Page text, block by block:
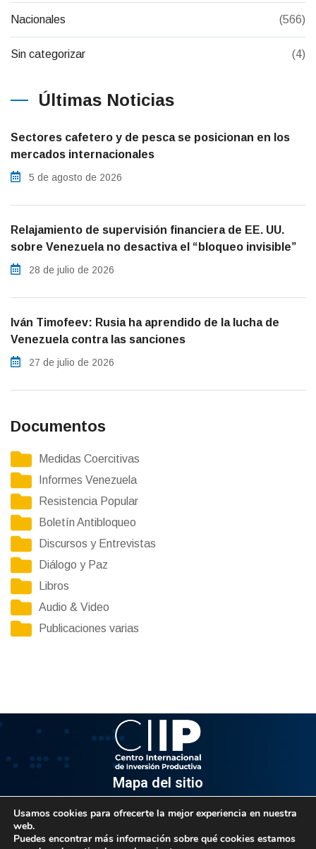
Nacionales (566)
Sin categorizar (4)
Últimas Noticias
Sectores cafetero y de pesca se posicionan en los
mercados internacionales
5 de agosto de 2026
Relajamiento de supervisión financiera de EE. UU.
sobre Venezuela no desactiva el “bloqueo invisible”
28 de julio de 2026
Iván Timofeev: Rusia ha aprendido de la lucha de
Venezuela contra las sanciones
27 de julio de 2026
Documentos
Medidas Coercitivas
Informes Venezuela
Resistencia Popular
Boletín Antibloqueo
Discursos y Entrevistas
Diálogo y Paz
Libros
Audio & Video
Publicaciones varias
Mapa del sitio
Av. Venezuela, Edif. Epsilon Piso 3, Oficina 3-2, Sector el
Usamos cookies para ofrecerte la mejor experiencia en nuestra
web.
Puedes encontrar más información sobre qué cookies estamos